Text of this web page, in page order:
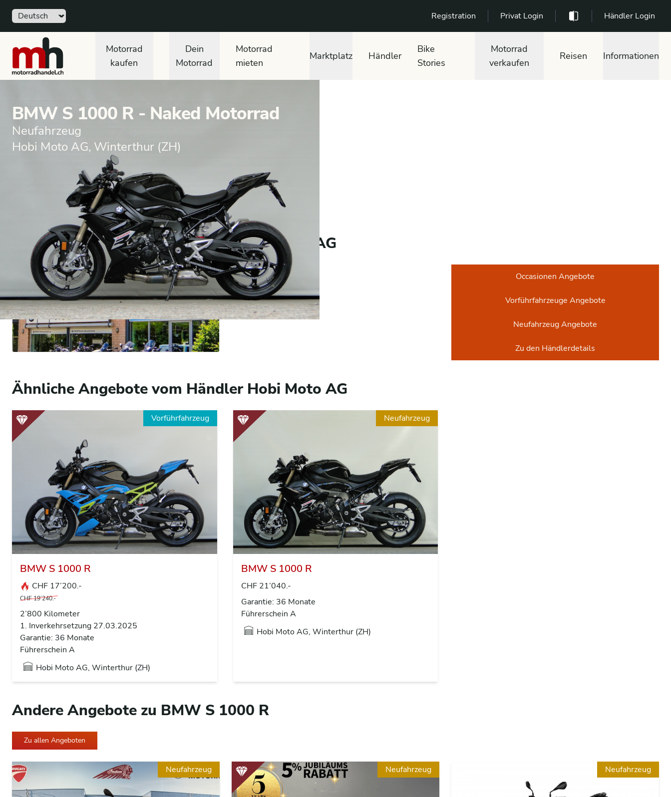
Sprache Registration Privat Login Händler Login
motorradhandel.ch
Motorrad
kaufen
Dein
Motorrad
Motorrad
mieten
Marktplatz Händler
Bike
Stories
Motorrad
verkaufen
Reisen Informationen
BMW S 1000 R - Naked Motorrad
Neufahrzeug
Hobi Moto AG, Winterthur (ZH)
Neufahrzeug Naked Motorrad BMW S 1000 R
Dieses Fahrzeug wurde verkauft.
Weitere Angebote von Händler Hobi Moto AG
Hobi Moto AG
Schiltwiesenweg 4
8404 Winterthur
Occasionen Angebote
Vorführfahrzeuge Angebote
Neufahrzeug Angebote
Zu den Händlerdetails
Ähnliche Angebote vom Händler Hobi Moto AG
Vorführfahrzeug
BMW S 1000 R
CHF 17’200.-
CHF 19’240.-
2’800 Kilometer
1. Inverkehrsetzung 27.03.2025
Garantie: 36 Monate
Führerschein A
Hobi Moto AG, Winterthur (ZH)
Neufahrzeug
BMW S 1000 R
CHF 21’040.-
Garantie: 36 Monate
Führerschein A
Hobi Moto AG, Winterthur (ZH)
Andere Angebote zu BMW S 1000 R
Zu allen Angeboten
Neufahrzeug Neufahrzeug Neufahrzeug